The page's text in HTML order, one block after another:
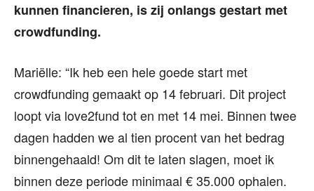
kunnen financieren, is zij onlangs gestart met
crowdfunding.
Mariëlle: “Ik heb een hele goede start met
crowdfunding gemaakt op 14 februari. Dit project
loopt via love2fund tot en met 14 mei. Binnen twee
dagen hadden we al tien procent van het bedrag
binnengehaald! Om dit te laten slagen, moet ik
binnen deze periode minimaal € 35.000 ophalen.